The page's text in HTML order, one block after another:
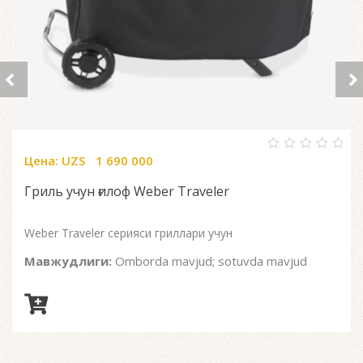
Цена: UZS 1 690 000
Гриль учун ғилоф Weber Traveler
Weber Traveler серияси гриллари учун
Мавжудлиги: Omborda mavjud; sotuvda mavjud